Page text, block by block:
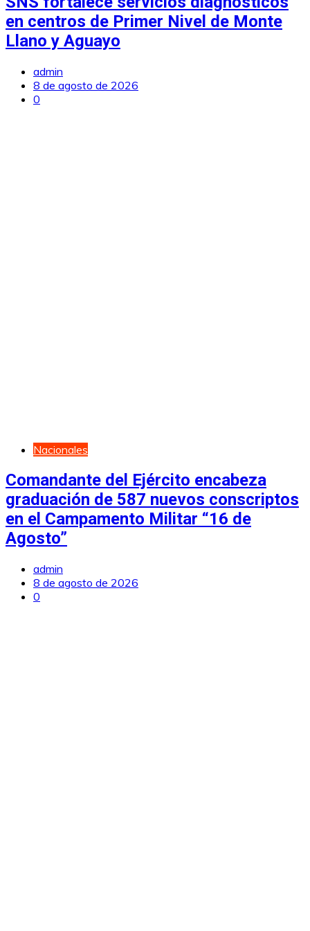
en centros de Primer Nivel de Monte
Llano y Aguayo
admin
8 de agosto de 2026
0
Nacionales
Comandante del Ejército encabeza
graduación de 587 nuevos conscriptos
en el Campamento Militar “16 de
Agosto”
admin
8 de agosto de 2026
0